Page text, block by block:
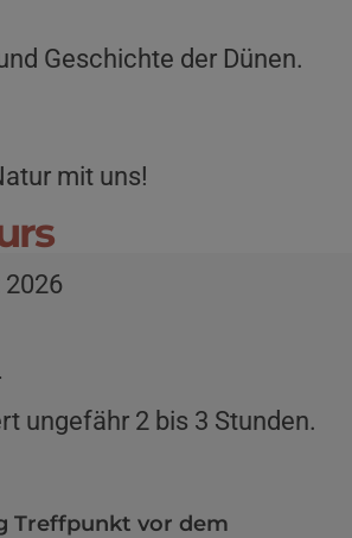
Geschichte der Dünen.
mit uns!
2026
ungefähr 2 bis 3 Stunden.
Treffpunkt vor dem